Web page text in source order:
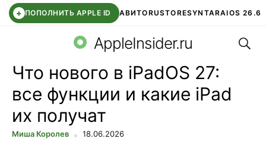
+ ПОПОЛНИТЬ APPLE ID АВИТОRUSTORESYNTARAIOS 26.6
СБЕР КИДС ЧАТ ROBLOXВТБ ОНЛАЙН
AppleInsider.ru
Что нового в iPadOS 27:
все функции и какие iPad
их получат
Миша Королев 18.06.2026